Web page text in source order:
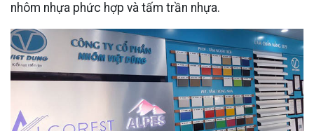
nhôm nhựa phức hợp và tấm trần nhựa.